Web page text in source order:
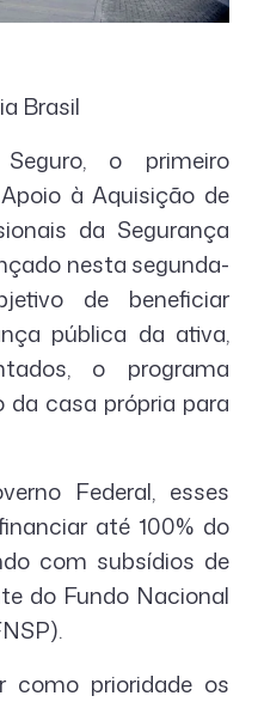
Brasil
o primeiro
à Aquisição de
da Segurança
nesta segunda-
de beneficiar
pública da ativa,
o programa
da casa própria para
Federal, esses
até 100% do
com subsídios de
do Fundo Nacional
como prioridade os